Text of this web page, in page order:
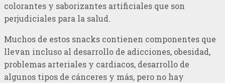
colorantes y saborizantes artificiales que son
perjudiciales para la salud.
Muchos de estos snacks contienen componentes que
llevan incluso al desarrollo de adicciones, obesidad,
problemas arteriales y cardiacos, desarrollo de
algunos tipos de cánceres y más, pero no hay